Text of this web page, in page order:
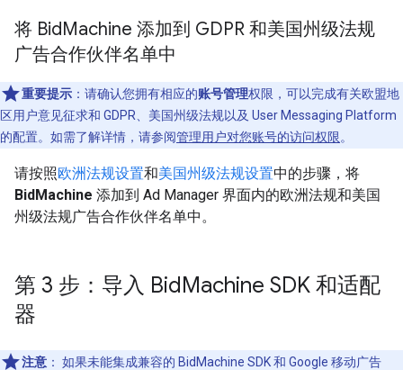
将 BidMachine 添加到 GDPR 和美国州级法规
广告合作伙伴名单中
重要提示 ： 请确认您拥有相应的账号管理权限，可以完成有关欧盟地
区用户意见征求和 GDPR、美国州级法规以及 User Messaging Platform
的配置。如需了解详情，请参阅管理用户对您账号的访问权限。
请按照欧洲法规设置和美国州级法规设置中的步骤，将
BidMachine 添加到 Ad Manager 界面内的欧洲法规和美国
州级法规广告合作伙伴名单中。
第 3 步：导入 BidMachine SDK 和适配
器
注意 ： 如果未能集成兼容的 BidMachine SDK 和 Google 移动广告